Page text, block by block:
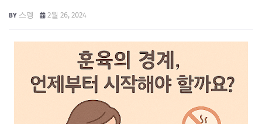
스뎅 2월 26, 2024